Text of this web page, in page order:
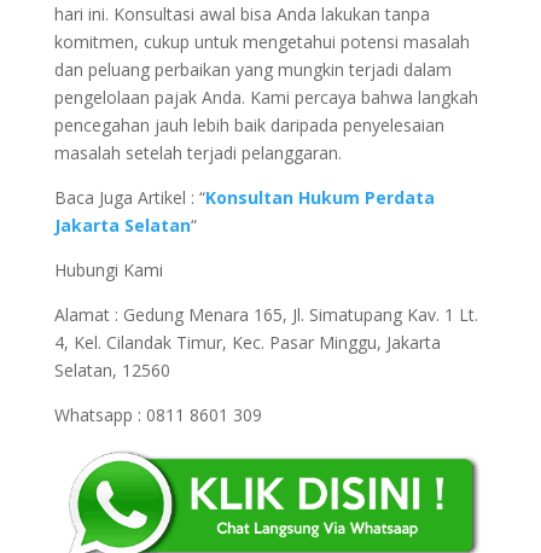
hari ini. Konsultasi awal bisa Anda lakukan tanpa
komitmen, cukup untuk mengetahui potensi masalah
dan peluang perbaikan yang mungkin terjadi dalam
pengelolaan pajak Anda. Kami percaya bahwa langkah
pencegahan jauh lebih baik daripada penyelesaian
masalah setelah terjadi pelanggaran.
Baca Juga Artikel : “Konsultan Hukum Perdata
Jakarta Selatan“
Hubungi Kami
Alamat : Gedung Menara 165, Jl. Simatupang Kav. 1 Lt.
4, Kel. Cilandak Timur, Kec. Pasar Minggu, Jakarta
Selatan, 12560
Whatsapp : 0811 8601 309